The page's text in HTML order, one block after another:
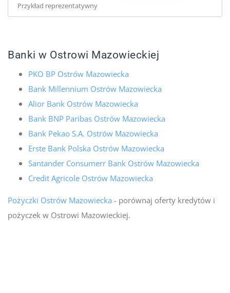
Przykład reprezentatywny
Banki w Ostrowi Mazowieckiej
PKO BP Ostrów Mazowiecka
Bank Millennium Ostrów Mazowiecka
Alior Bank Ostrów Mazowiecka
Bank BNP Paribas Ostrów Mazowiecka
Bank Pekao S.A. Ostrów Mazowiecka
Erste Bank Polska Ostrów Mazowiecka
Santander Consumerr Bank Ostrów Mazowiecka
Credit Agricole Ostrów Mazowiecka
Pożyczki Ostrów Mazowiecka - porównaj oferty kredytów i
pożyczek w Ostrowi Mazowieckiej.